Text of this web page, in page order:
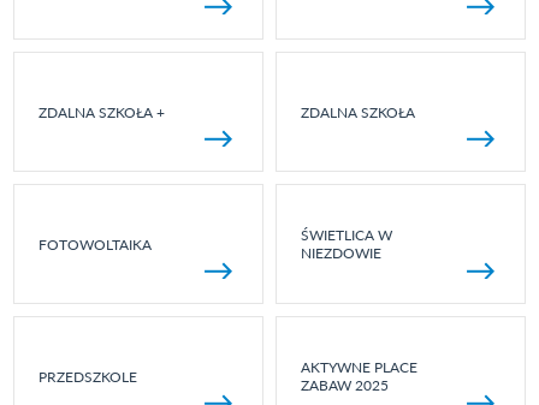
ZDALNA SZKOŁA + ZDALNA SZKOŁA
FOTOWOLTAIKA
ŚWIETLICA W
NIEZDOWIE
PRZEDSZKOLE
AKTYWNE PLACE
ZABAW 2025